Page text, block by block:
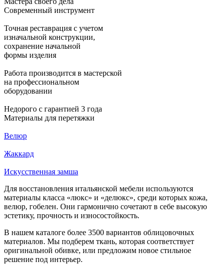
Современный инструмент
Точная реставрация с учетом
изначальной конструкции,
сохранение начальной
формы изделия
Работа производится в мастерской
на профессиональном
оборудовании
Недорого с гарантией 3 года
Материалы для перетяжки
Велюр
Жаккард
Искусственная замша
Для восстановления итальянской мебели используются
материалы класса «люкс» и «делюкс», среди которых кожа,
велюр, гобелен. Они гармонично сочетают в себе высокую
эстетику, прочность и износостойкость.
В нашем каталоге более 3500 вариантов облицовочных
материалов. Мы подберем ткань, которая соответствует
оригинальной обивке, или предложим новое стильное
решение под интерьер.